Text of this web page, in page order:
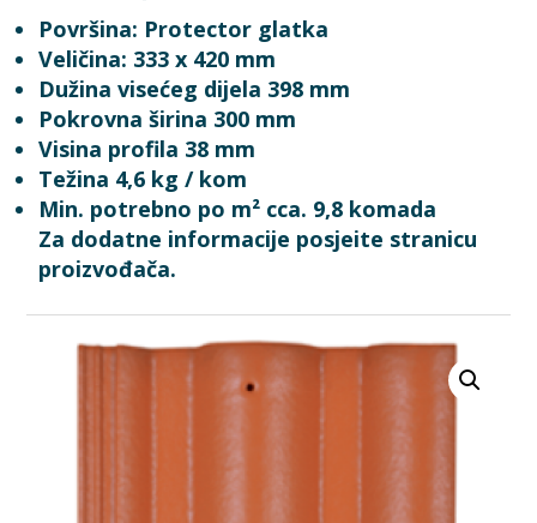
Površina: Protector glatka
Veličina: 333 x 420 mm
Dužina visećeg dijela 398 mm
Pokrovna širina 300 mm
Visina profila 38 mm
Težina 4,6 kg / kom
Min. potrebno po m² cca. 9,8 komada
Za dodatne informacije posjeite stranicu
proizvođača.